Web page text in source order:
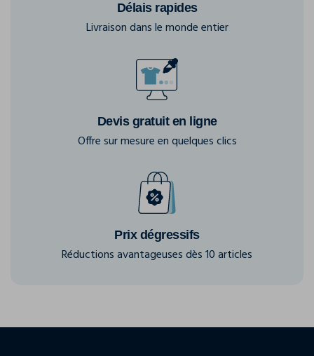
Délais rapides
Livraison dans le monde entier
Devis gratuit en ligne
Offre sur mesure en quelques clics
Prix dégressifs
Réductions avantageuses dès 10 articles